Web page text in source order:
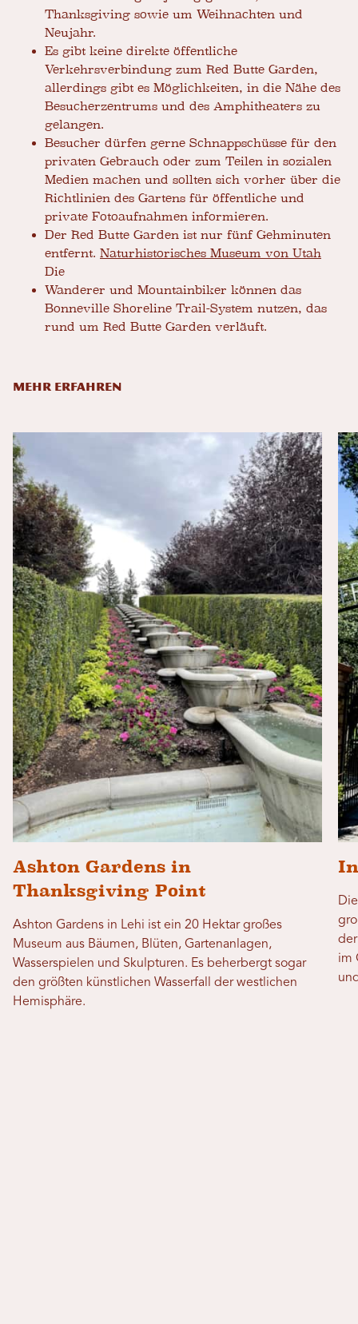
Thanksgiving sowie um Weihnachten und
Neujahr.
Es gibt keine direkte öffentliche
Verkehrsverbindung zum Red Butte Garden,
allerdings gibt es Möglichkeiten, in die Nähe des
Besucherzentrums und des Amphitheaters zu
gelangen.
Besucher dürfen gerne Schnappschüsse für den
privaten Gebrauch oder zum Teilen in sozialen
Medien machen und sollten sich vorher über die
Richtlinien des Gartens für öffentliche und
private Fotoaufnahmen informieren.
Der Red Butte Garden ist nur fünf Gehminuten
entfernt. Naturhistorisches Museum von Utah
Die
Wanderer und Mountainbiker können das
Bonneville Shoreline Trail-System nutzen, das
rund um Red Butte Garden verläuft.
MEHR ERFAHREN
Ashton Gardens in
Thanksgiving Point
Ashton Gardens in Lehi ist ein 20 Hektar großes
Museum aus Bäumen, Blüten, Gartenanlagen,
Wasserspielen und Skulpturen. Es beherbergt sogar
den größten künstlichen Wasserfall der westlichen
Hemisphäre.
im